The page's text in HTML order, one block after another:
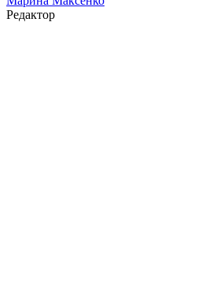
Редактор